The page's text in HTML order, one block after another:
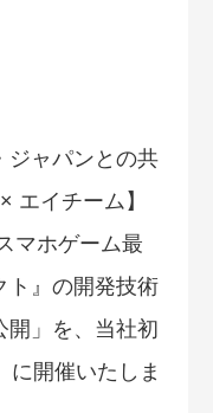
ジャパンとの共
エイチーム】
マホゲーム最
ト』の開発技術
開」を、当社初
に開催いたしま